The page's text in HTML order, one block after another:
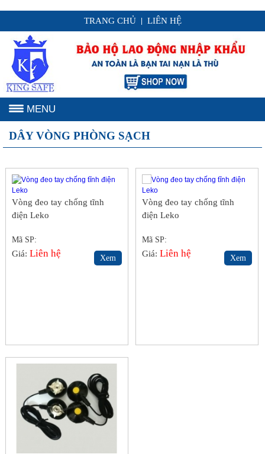
TRANG CHỦ LIÊN HỆ
MENU
DÂY VÒNG PHÒNG SẠCH
Vòng đeo tay chống tĩnh
điện Leko
Mã SP:
Giá:Liên hệ Xem
Vòng đeo tay chống tĩnh
điện Leko
Mã SP:
Giá:Liên hệ Xem